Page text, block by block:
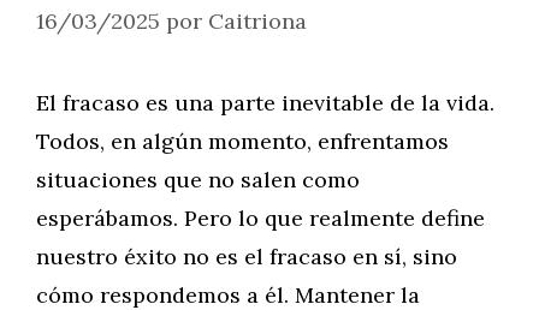
16/03/2025 por Caitriona
El fracaso es una parte inevitable de la vida.
Todos, en algún momento, enfrentamos
situaciones que no salen como
esperábamos. Pero lo que realmente define
nuestro éxito no es el fracaso en sí, sino
cómo respondemos a él. Mantener la